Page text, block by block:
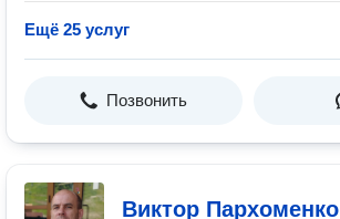
Ещё 25 услуг
Позвонить
Виктор Пархоменко